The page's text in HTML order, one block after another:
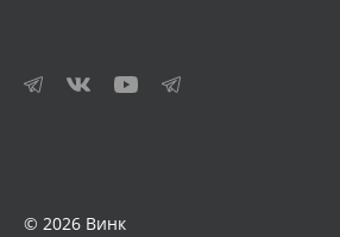
© 2026 Винк